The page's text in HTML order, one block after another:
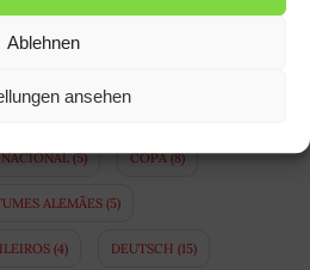
Ablehnen
ansehen
(14) BAVIERA(4)
(5) COPA(8)
ALEMÃES(5)
(4) DEUTSCH (15)